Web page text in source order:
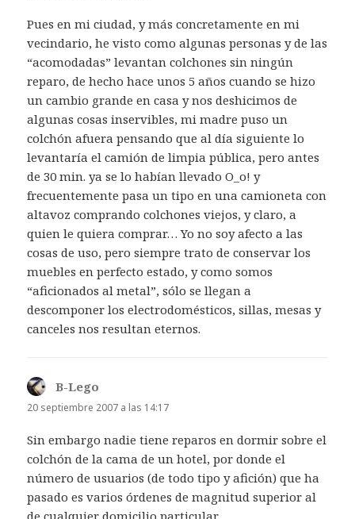
Pues en mi ciudad, y más concretamente en mi
vecindario, he visto como algunas personas y de las
“acomodadas” levantan colchones sin ningún
reparo, de hecho hace unos 5 años cuando se hizo
un cambio grande en casa y nos deshicimos de
algunas cosas inservibles, mi madre puso un
colchón afuera pensando que al día siguiente lo
levantaría el camión de limpia pública, pero antes
de 30 min. ya se lo habían llevado O_o! y
frecuentemente pasa un tipo en una camioneta con
altavoz comprando colchones viejos, y claro, a
quien le quiera comprar… Yo no soy afecto a las
cosas de uso, pero siempre trato de conservar los
muebles en perfecto estado, y como somos
“aficionados al metal”, sólo se llegan a
descomponer los electrodomésticos, sillas, mesas y
canceles nos resultan eternos.
B-Lego
20 septiembre 2007 a las 14:17
Sin embargo nadie tiene reparos en dormir sobre el
colchón de la cama de un hotel, por donde el
número de usuarios (de todo tipo y afición) que ha
pasado es varios órdenes de magnitud superior al